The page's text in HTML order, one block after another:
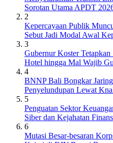
Sorotan Utama APDT
2
Kepercayaan Publik
Sebut Jadi Modal Awal
3
Gubernur Koster
Hotel hingga Mal Wajib
4
BNNP Bali Bongkar
Penyelundupan Lewat
5
Penguatan Sektor
Siber dan Kejahatan
6
Mutasi Besar-besaran